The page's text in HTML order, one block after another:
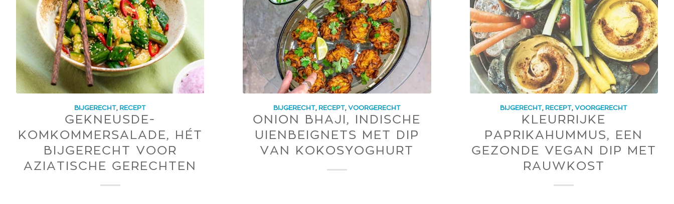
BIJGERECHT, RECEPT
GEKNEUSDE-
KOMKOMMERSALADE, HÉT
BIJGERECHT VOOR
AZIATISCHE GERECHTEN
BIJGERECHT, RECEPT, VOORGERECHT
ONION BHAJI, INDISCHE
UIENBEIGNETS MET DIP
VAN KOKOSYOGHURT
BIJGERECHT, RECEPT,VOORGERECHT
KLEURRIJKE
PAPRIKAHUMMUS, EEN
GEZONDE VEGAN DIP MET
RAUWKOST